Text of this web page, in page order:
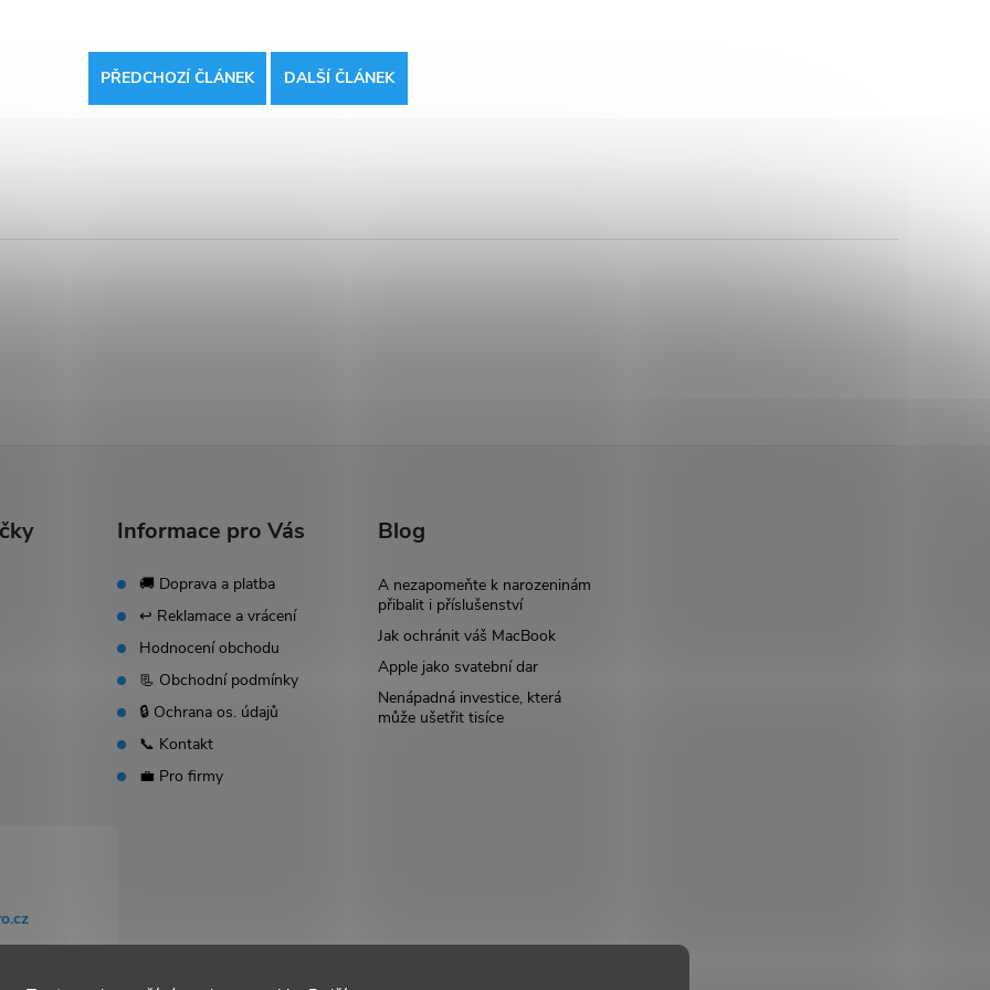
PŘEDCHOZÍ ČLÁNEK DALŠÍ ČLÁNEK
Informace pro Vás
🚚 Doprava a platba
↩️ Reklamace a vrácení
Hodnocení obchodu
📃 Obchodní podmínky
🔒 Ochrana os. údajů
📞 Kontakt
💼 Pro firmy
Blog
A nezapomeňte k narozeninám
přibalit i příslušenství
Jak ochránit váš MacBook
Apple jako svatební dar
Nenápadná investice, která
může ušetřit tisíce